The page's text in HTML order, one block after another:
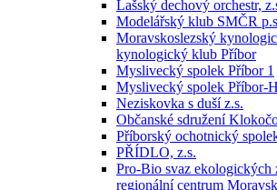
Lašský dechový orchestr,
Modelářský klub SMČR
Moravskoslezský
kynologický klub Příbor
Myslivecký spolek Příbor 1
Myslivecký spolek Příbor-
Neziskovka s duší z.s.
Občanské sdružení
Příborský ochotnický
PŘÍDLO, z.s.
Pro-Bio svaz ekologických
regionální centrum